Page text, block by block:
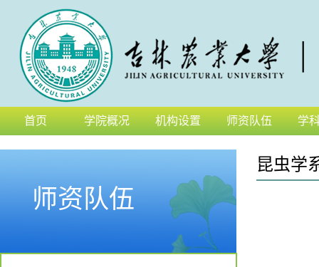
首页 学院概况 机构设置 师资队伍 学
师资队伍
昆虫学